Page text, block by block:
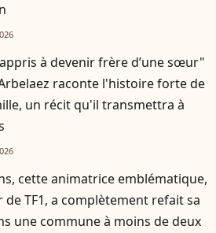
à devenir frère d’une sœur"
raconte l'histoire forte de
un récit qu'il transmettra à
cette animatrice emblématique,
de TF1, a complètement refait sa
une commune à moins de deux